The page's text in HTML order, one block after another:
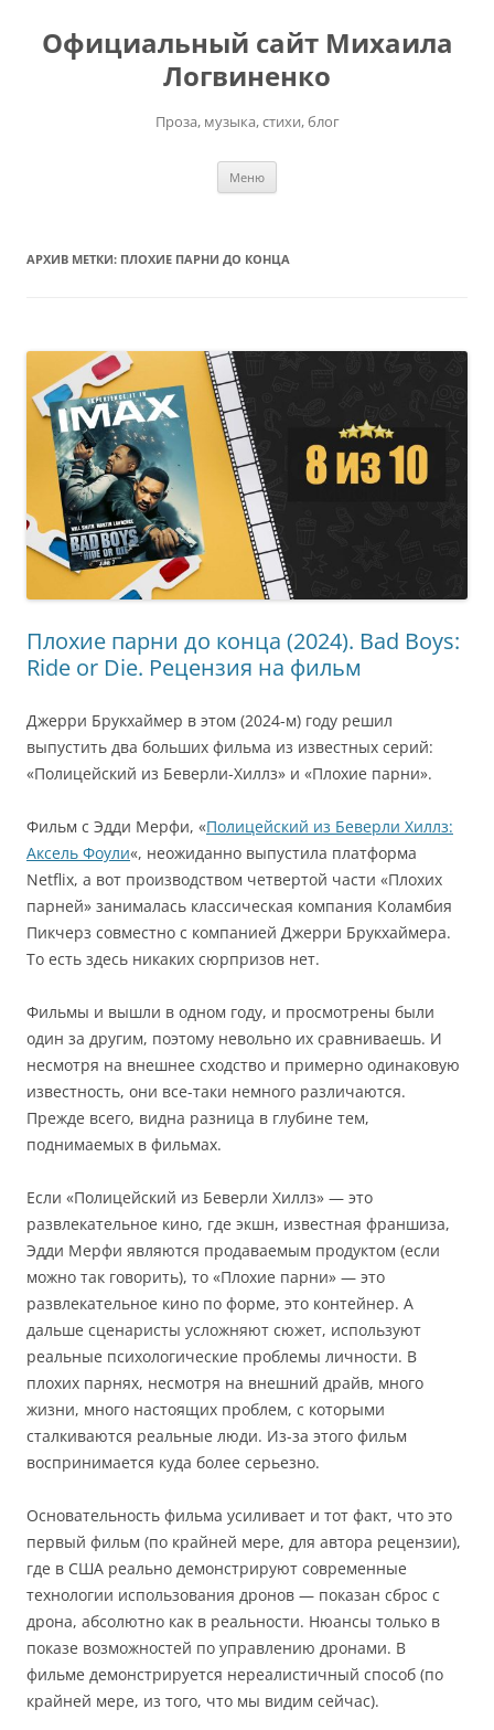
содержимому
Официальный сайт Михаила
Логвиненко
Проза, музыка, стихи, блог
Меню
АРХИВ МЕТКИ: ПЛОХИЕ ПАРНИ ДО КОНЦА
Плохие парни до конца (2024). Bad Boys:
Ride or Die. Рецензия на фильм
Джерри Брукхаймер в этом (2024-м) году решил
выпустить два больших фильма из известных серий:
«Полицейский из Беверли-Хиллз» и «Плохие парни».
Фильм с Эдди Мерфи, «Полицейский из Беверли Хиллз:
Аксель Фоули«, неожиданно выпустила платформа
Netflix, а вот производством четвертой части «Плохих
парней» занималась классическая компания Коламбия
Пикчерз совместно с компанией Джерри Брукхаймера.
То есть здесь никаких сюрпризов нет.
Фильмы и вышли в одном году, и просмотрены были
один за другим, поэтому невольно их сравниваешь. И
несмотря на внешнее сходство и примерно одинаковую
известность, они все-таки немного различаются.
Прежде всего, видна разница в глубине тем,
поднимаемых в фильмах.
Если «Полицейский из Беверли Хиллз» — это
развлекательное кино, где экшн, известная франшиза,
Эдди Мерфи являются продаваемым продуктом (если
можно так говорить), то «Плохие парни» — это
развлекательное кино по форме, это контейнер. А
дальше сценаристы усложняют сюжет, используют
реальные психологические проблемы личности. В
плохих парнях, несмотря на внешний драйв, много
жизни, много настоящих проблем, с которыми
сталкиваются реальные люди. Из-за этого фильм
воспринимается куда более серьезно.
Основательность фильма усиливает и тот факт, что это
первый фильм (по крайней мере, для автора рецензии),
где в США реально демонстрируют современные
технологии использования дронов — показан сброс с
дрона, абсолютно как в реальности. Нюансы только в
показе возможностей по управлению дронами. В
фильме демонстрируется нереалистичный способ (по
крайней мере, из того, что мы видим сейчас).